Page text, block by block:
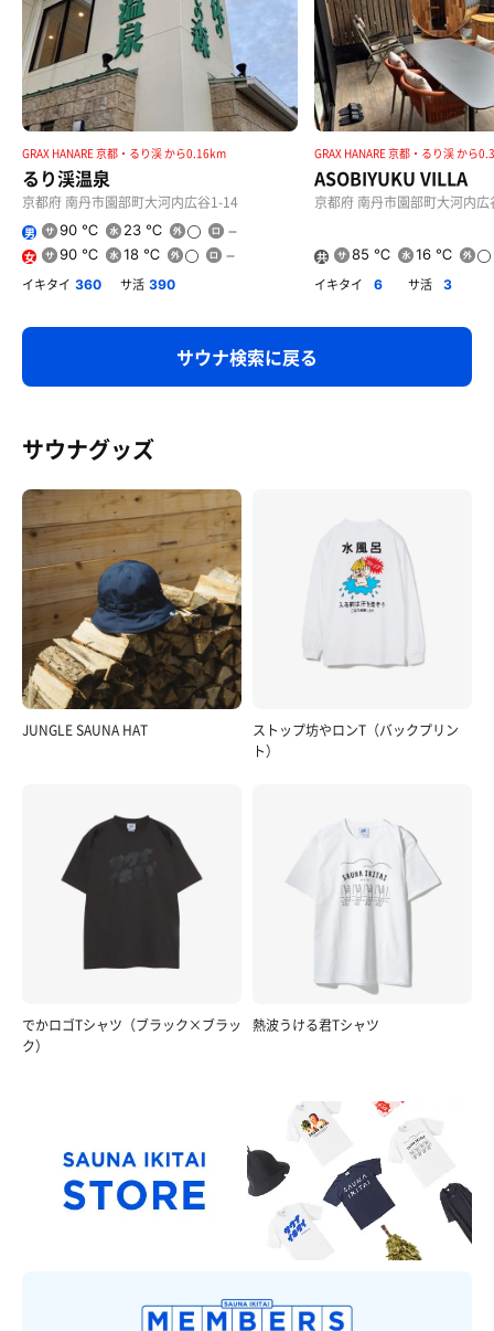
プイヤベース鍋
食材が用意されており自分で調理スタイル
GRAX HANARE 京都・るり渓 から0.16km
るり渓温泉
京都府 南丹市園部町大河内広谷1-14
男 90 ℃ 23 ℃
女 90 ℃ 18 ℃
イキタイ 360 サ活 390
GRAX HANARE 京都・るり渓 から
ASOBIYUKU VILLA
京都府 南丹市園部町大河内
共
85 ℃ 16 ℃
イキタイ 6 サ活 3
サウナ検索に戻る
サウナグッズ
JUNGLE SAUNA HAT
ストップ坊やロンT（バックプリン
ト）
でかロゴTシャツ（ブラック×ブラッ
ク）
熱波うける君Tシャツ